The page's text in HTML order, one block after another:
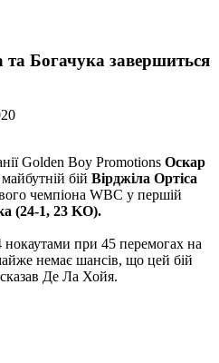
Богачука завершиться
Golden Boy Promotions Оскар
бій Вірджіла Ортіса
чемпіона WBC у першій
(24-1, 23 KO).
при 45 перемогах на
немає шансів, що цей бій
Де Ла Хойя.